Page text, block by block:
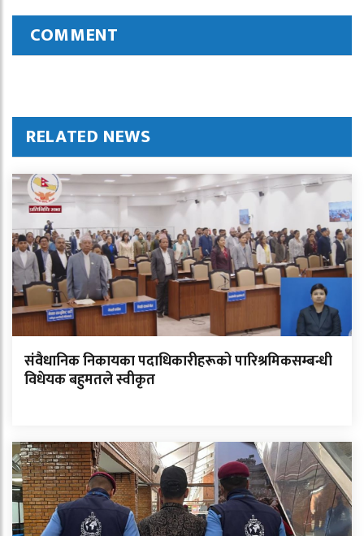
COMMENT
RELATED NEWS
संवैधानिक निकायका पदाधिकारीहरूको पारिश्रमिकसम्बन्धी
विधेयक बहुमतले स्वीकृत